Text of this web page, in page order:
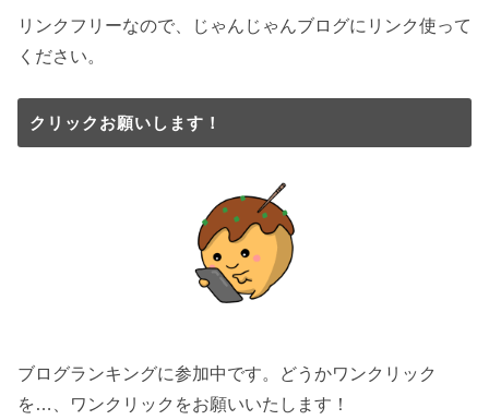
リンクフリーなので、じゃんじゃんブログにリンク使って
ください。
クリックお願いします！
ブログランキングに参加中です。どうかワンクリック
を…、ワンクリックをお願いいたします！